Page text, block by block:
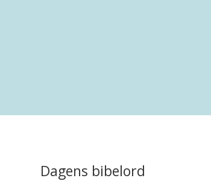
Dagens bibelord